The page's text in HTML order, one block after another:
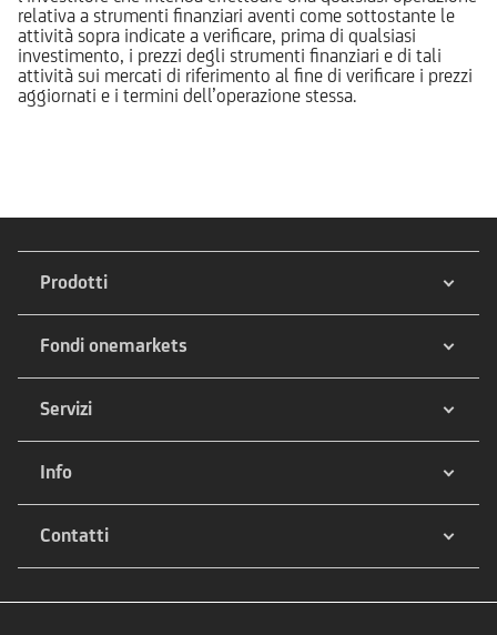
relativa a strumenti finanziari aventi come sottostante le
attività sopra indicate a verificare, prima di qualsiasi
investimento, i prezzi degli strumenti finanziari e di tali
attività sui mercati di riferimento al fine di verificare i prezzi
aggiornati e i termini dell’operazione stessa.
Prodotti
Fondi onemarkets
Servizi
Info
Contatti